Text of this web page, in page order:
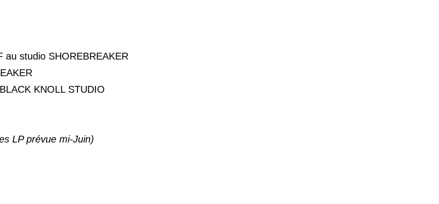
au studio SHOREBREAKER
KNOLL STUDIO
LP prévue mi-Juin)